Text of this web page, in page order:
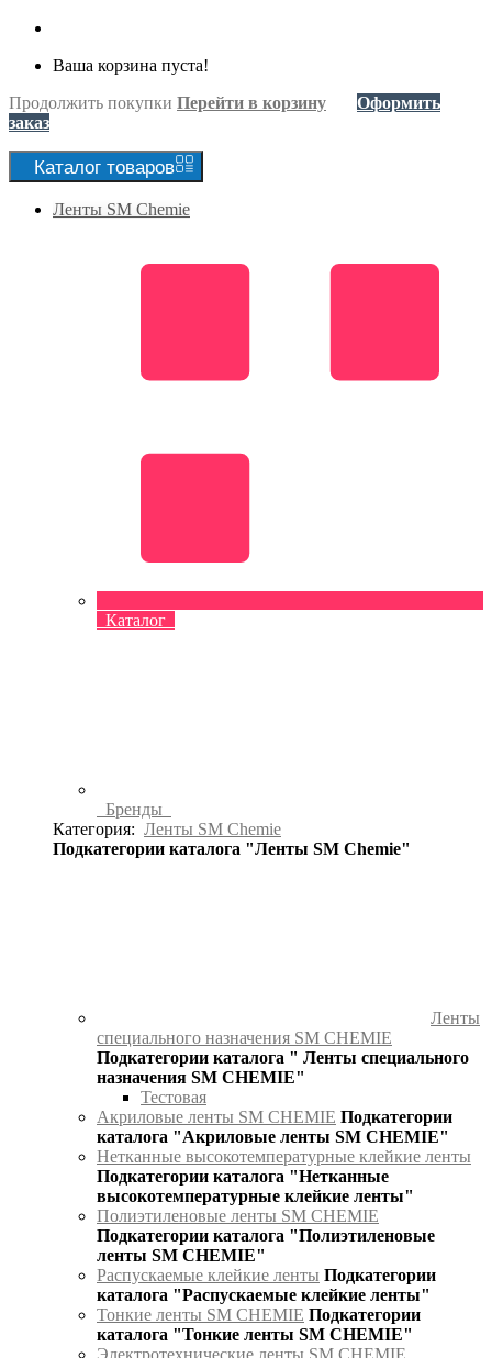
Ваша корзина пуста!
Продолжить покупки Перейти в корзину
Оформить
заказ
Каталог товаров
Ленты SM Chemie
Каталог
Бренды
Категория: Ленты SM Chemie
Подкатегории каталога "Ленты SM Chemie"
Ленты
специального назначения SM CHEMIE
Подкатегории каталога " Ленты специального
назначения SM CHEMIE"
Тестовая
Акриловые ленты SM CHEMIE Подкатегории
каталога "Акриловые ленты SM CHEMIE"
Нетканные высокотемпературные клейкие ленты
Подкатегории каталога "Нетканные
высокотемпературные клейкие ленты"
Полиэтиленовые ленты SM CHEMIE
Подкатегории каталога "Полиэтиленовые
ленты SM CHEMIE"
Распускаемые клейкие ленты Подкатегории
каталога "Распускаемые клейкие ленты"
Тонкие ленты SM CHEMIE Подкатегории
каталога "Тонкие ленты SM CHEMIE"
Электротехнические ленты SM CHEMIE